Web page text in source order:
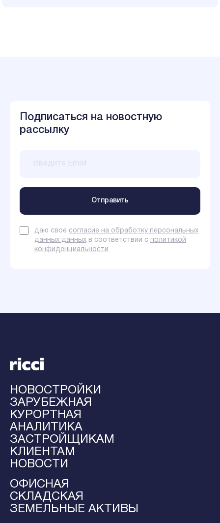
Подписаться на новостную
рассылку
даю свое согласие на обработку персональных
данных данных в соответствии с политикой
конфиденциальности
НОВОСТРОЙКИ
ЗАРУБЕЖНАЯ
КУРОРТНАЯ
АНАЛИТИКА
ЗАСТРОЙЩИКАМ
КЛИЕНТАМ
НОВОСТИ
ОФИСНАЯ
СКЛАДСКАЯ
ЗЕМЕЛЬНЫЕ АКТИВЫ